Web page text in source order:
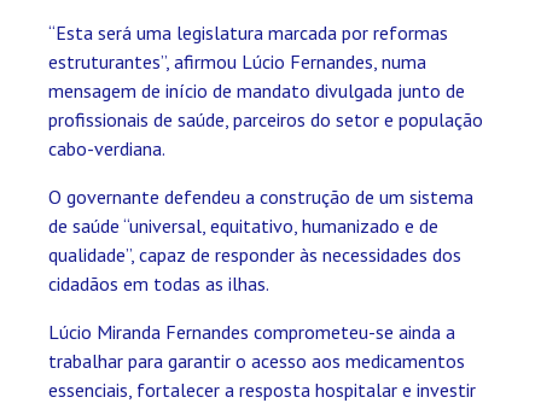
“Esta será uma legislatura marcada por reformas
estruturantes”, afirmou Lúcio Fernandes, numa
mensagem de início de mandato divulgada junto de
profissionais de saúde, parceiros do setor e população
cabo-verdiana.
O governante defendeu a construção de um sistema
de saúde “universal, equitativo, humanizado e de
qualidade”, capaz de responder às necessidades dos
cidadãos em todas as ilhas.
Lúcio Miranda Fernandes comprometeu-se ainda a
trabalhar para garantir o acesso aos medicamentos
essenciais, fortalecer a resposta hospitalar e investir